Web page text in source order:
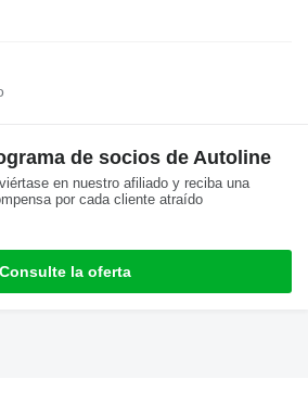
de socios de Autoline
en nuestro afiliado y reciba una
por cada cliente atraído
Consulte la oferta